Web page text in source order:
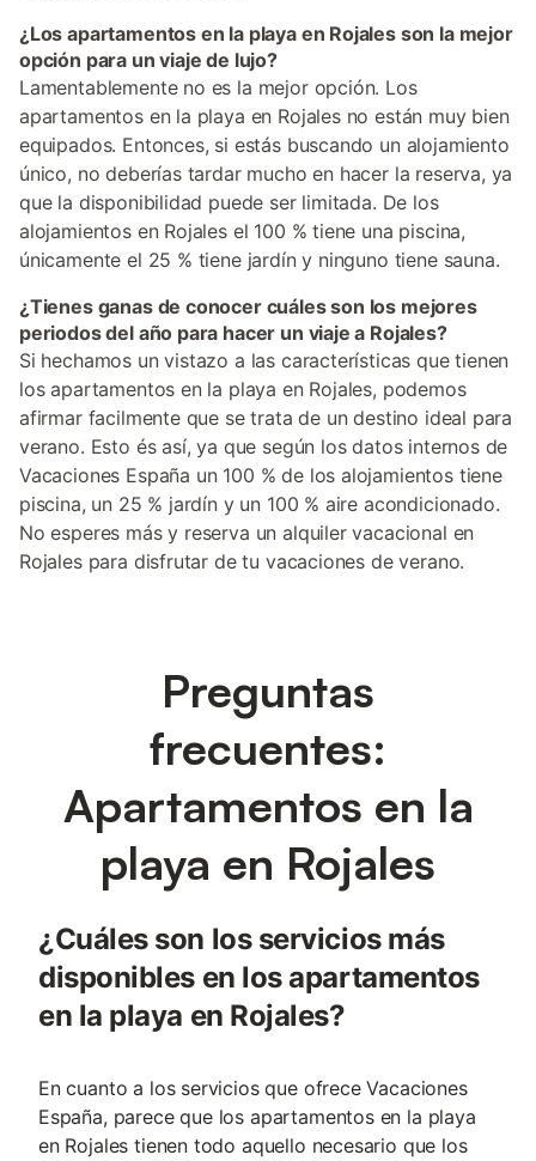
¿Los apartamentos en la playa en Rojales son la mejor
opción para un viaje de lujo?
Lamentablemente no es la mejor opción. Los
apartamentos en la playa en Rojales no están muy bien
equipados. Entonces, si estás buscando un alojamiento
único, no deberías tardar mucho en hacer la reserva, ya
que la disponibilidad puede ser limitada. De los
alojamientos en Rojales el 100 % tiene una piscina,
únicamente el 25 % tiene jardín y ninguno tiene sauna.
¿Tienes ganas de conocer cuáles son los mejores
periodos del año para hacer un viaje a Rojales?
Si hechamos un vistazo a las características que tienen
los apartamentos en la playa en Rojales, podemos
afirmar facilmente que se trata de un destino ideal para
verano. Esto és así, ya que según los datos internos de
Vacaciones España un 100 % de los alojamientos tiene
piscina, un 25 % jardín y un 100 % aire acondicionado.
No esperes más y reserva un alquiler vacacional en
Rojales para disfrutar de tu vacaciones de verano.
Preguntas
frecuentes:
Apartamentos en la
playa en Rojales
¿Cuáles son los servicios más
disponibles en los apartamentos
en la playa en Rojales?
En cuanto a los servicios que ofrece Vacaciones
España, parece que los apartamentos en la playa
en Rojales tienen todo aquello necesario que los